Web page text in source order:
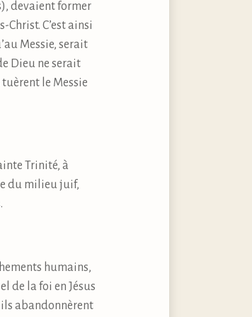
devaient former
C’est ainsi
Messie, serait
Dieu ne serait
le Messie
Trinité, à
du milieu juif,
humains,
de la foi en Jésus
abandonnèrent